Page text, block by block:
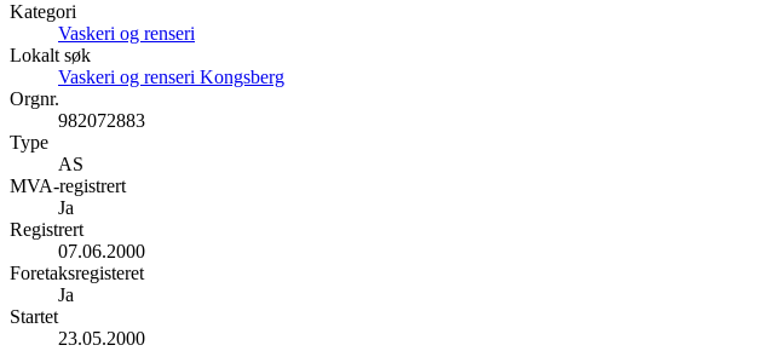
Kategori
Vaskeri og renseri
Lokalt søk
Vaskeri og renseri Kongsberg
Orgnr.
982072883
Type
AS
MVA-registrert
Ja
Registrert
07.06.2000
Foretaksregisteret
Ja
Startet
23.05.2000